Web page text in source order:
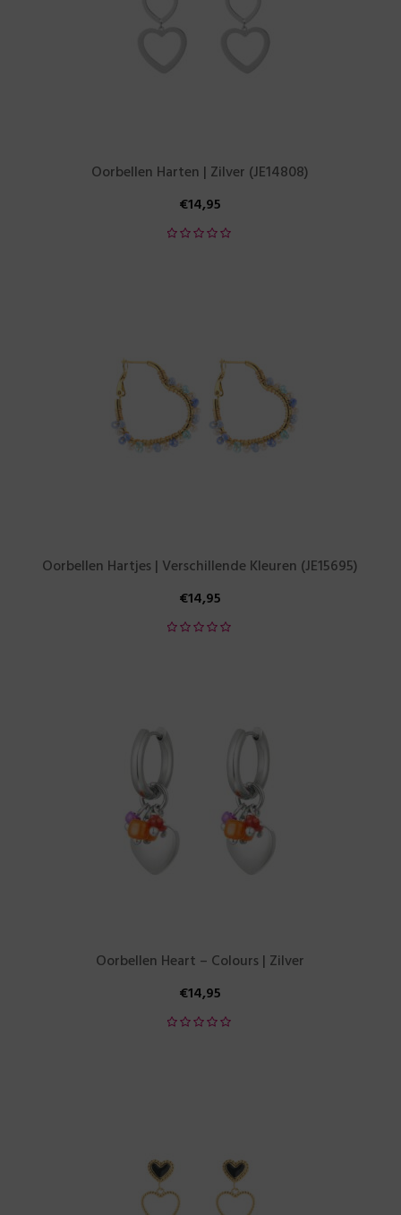
Oorbellen Harten | Zilver (JE14808)
€14,95
Oorbellen Hartjes | Verschillende Kleuren (JE15695)
€14,95
Oorbellen Heart – Colours | Zilver
€14,95